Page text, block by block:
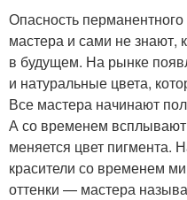
Опасность
мастера и сами не знают,
в будущем. На рынке
и натуральные цвета,
Все мастера начинают
А со временем всплывают
меняется цвет пигмента.
красители со временем
оттенки — мастера